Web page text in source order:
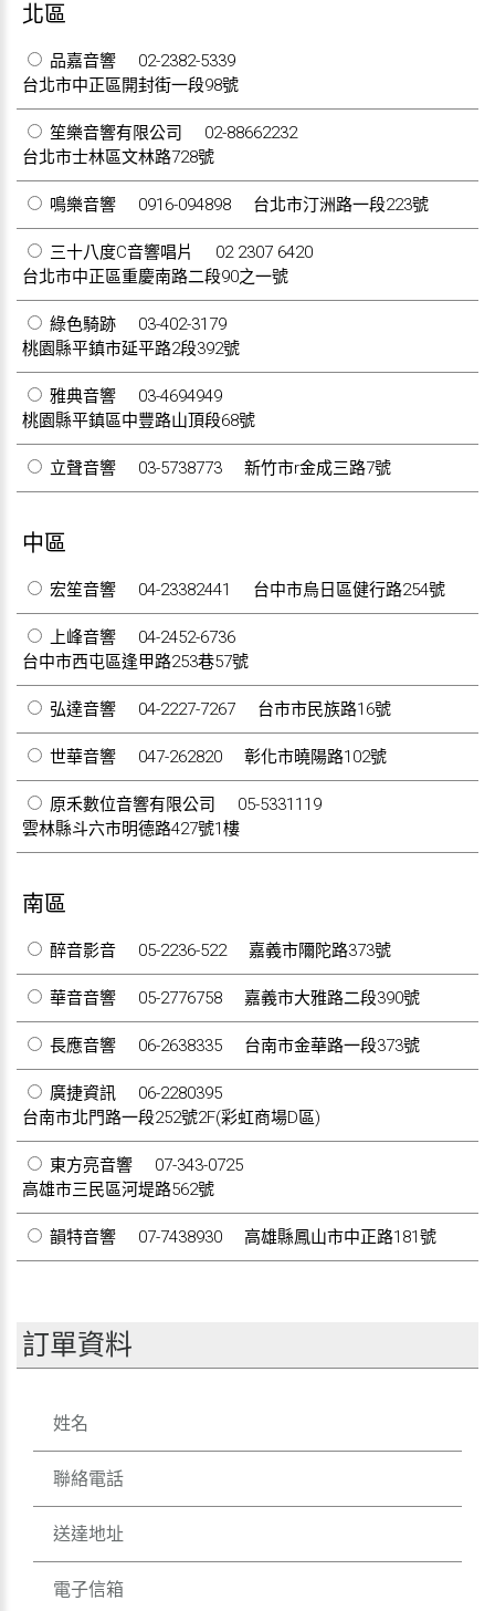
北區
品嘉音響
02-2382-5339
台北市中正區開封街一段98號
笙樂音響有限公司
02-88662232
台北市士林區文林路728號
鳴樂音響 0916-094898 台北市汀洲路一段223號
三十八度C音響唱片
02 2307 6420
台北市中正區重慶南路二段90之一號
綠色騎跡
03-402-3179
桃園縣平鎮市延平路2段392號
雅典音響
03-4694949
桃園縣平鎮區中豐路山頂段68號
立聲音響 03-5738773 新竹市r金成三路7號
中區
宏笙音響 04-23382441 台中市烏日區健行路254號
上峰音響
04-2452-6736
台中市西屯區逢甲路253巷57號
弘達音響 04-2227-7267 台市市民族路16號
世華音響 047-262820 彰化市曉陽路102號
原禾數位音響有限公司
05-5331119
雲林縣斗六市明德路427號1樓
南區
醉音影音 05-2236-522 嘉義市隬陀路373號
華音音響 05-2776758 嘉義市大雅路二段390號
長應音響 06-2638335 台南市金華路一段373號
廣捷資訊
06-2280395
台南市北門路一段252號2F(彩虹商場D區)
東方亮音響
07-343-0725
高雄市三民區河堤路562號
韻特音響 07-7438930 高雄縣鳳山市中正路181號
訂單資料